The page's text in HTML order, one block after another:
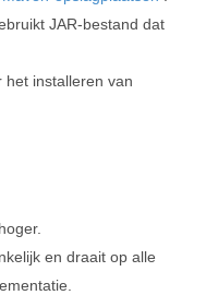
JAR-bestand dat
het installeren van
en draait op alle